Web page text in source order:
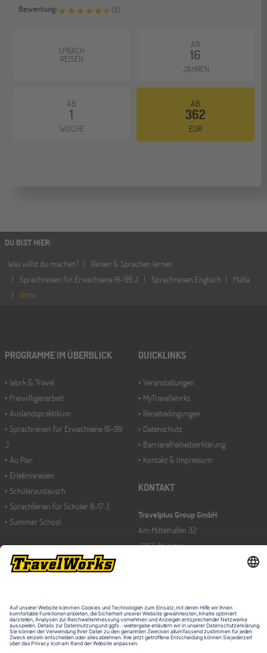
Jugendbildungsmesse JuBi
NOV Jugendbildungsmesse JuBi
Bewertung:
(11)
SPRACH
REISEN
AB
16
JAHREN
AB
1
WOCHE
AB
362
EUR
DU BIST HIER:
Was willst du machen?
Reisen & Sprachen lernen
Sprachreisen für Erwachsene 16-99 J.
Sprachreisen Englisch
Malta
Gozo
PROGRAMME IM ÜBERBLICK
Work & Travel
Freiwilligenarbeit
Auslandspraktikum
Sprachreisen für Erwachsene 16-99
J.
Au Pair
Erlebnisreisen
Schüleraustausch
Sprachferien für Schüler 8-17 J.
Summer School
QUICKLINKS
Veranstaltungen
MyTravelWorks
Reisebedingungen
Datenschutz
Barrierefreiheitserklärung
Kontakt & Impressum
KONTAKT
Travelplus Group GmbH
Am Mittelhafen 32
48155 Münster
LÄNDERWECHSEL